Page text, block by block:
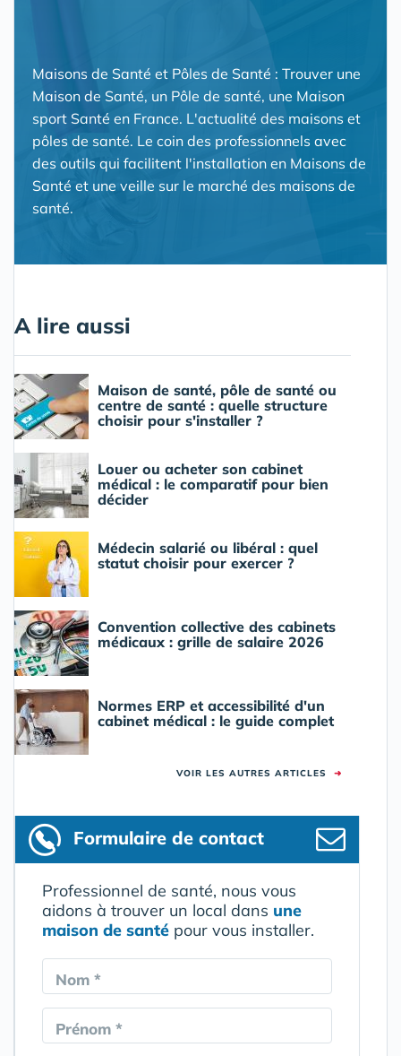
Maisons de Santé et Pôles de Santé : Trouver une
Maison de Santé, un Pôle de santé, une Maison
sport Santé en France. L'actualité des maisons et
pôles de santé. Le coin des professionnels avec
des outils qui facilitent l'installation en Maisons de
Santé et une veille sur le marché des maisons de
santé.
A lire aussi
Maison de santé, pôle de santé ou
centre de santé : quelle structure
choisir pour s'installer ?
Louer ou acheter son cabinet
médical : le comparatif pour bien
décider
Médecin salarié ou libéral : quel
statut choisir pour exercer ?
Convention collective des cabinets
médicaux : grille de salaire 2026
Normes ERP et accessibilité d'un
cabinet médical : le guide complet
VOIR LES AUTRES ARTICLES ➜
Formulaire de contact
Professionnel de santé, nous vous
aidons à trouver un local dans une
maison de santé pour vous installer.
Nom *
Prénom *